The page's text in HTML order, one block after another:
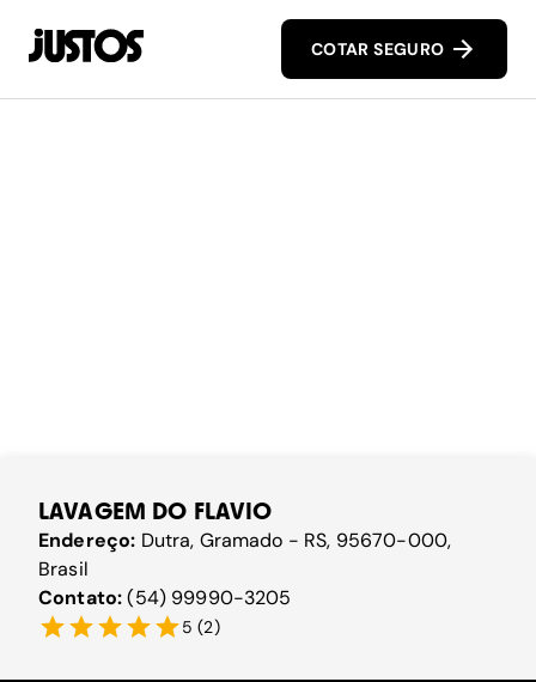
COTAR SEGURO
LAVAGEM DO FLAVIO
Endereço: Dutra, Gramado - RS, 95670-000,
Brasil
Contato:(54) 99990-3205
5 (2)